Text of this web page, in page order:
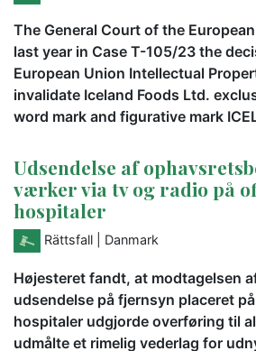
The General Court of the
last year in Case T-105/23 the
European Union Intellectual
invalidate Iceland Foods Ltd.
word mark and figurative mark
Udsendelse af
værker via tv og radio på
hospitaler
Rättsfall | Danmark
Højesteret fandt, at modtagelsen
udsendelse på fjernsyn placeret
hospitaler udgjorde overføring til
udmålte et rimelig vederlag for